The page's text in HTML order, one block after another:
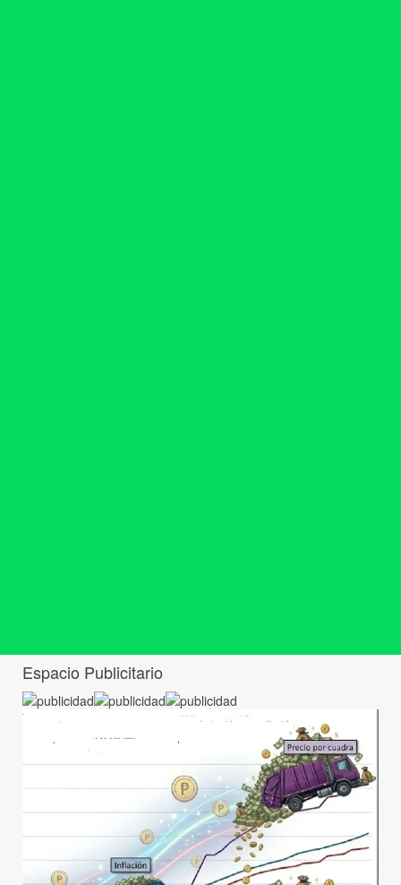
Espacio Publicitario